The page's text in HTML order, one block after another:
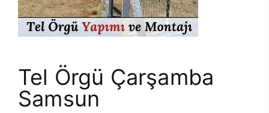
Tel Örgü Çarşamba
Samsun